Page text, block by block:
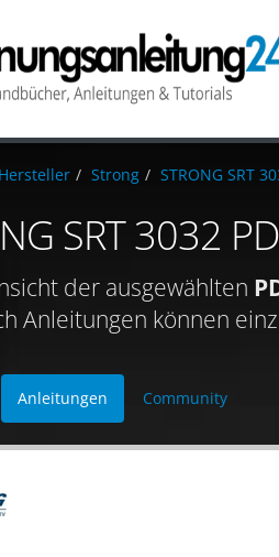
Hersteller Strong STRONG SRT
SRT 3032
der ausgewählten
Anleitungen können
Anleitungen Community